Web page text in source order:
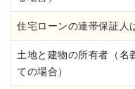
住宅ローンの連帯保証人
土地と建物の所有者（名
ての場合）